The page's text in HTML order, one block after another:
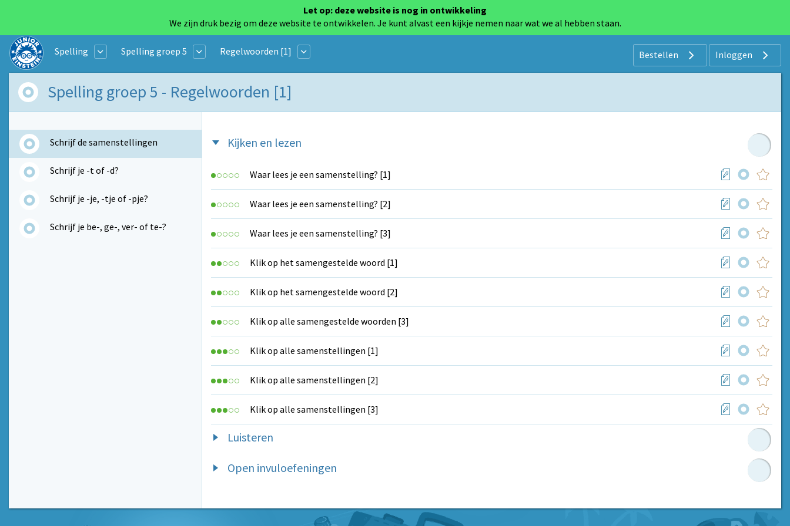
Let op: deze website is nog in ontwikkeling
We zijn druk bezig om deze website te ontwikkelen. Je kunt alvast een kijkje nemen naar wat we al hebben staan.
Spelling Spelling groep 5 Regelwoorden [1] Bestellen Inloggen
Spelling groep 5 - Regelwoorden [1]
Schrijf de samenstellingen
Schrijf je -t of -d?
Schrijf je -je, -tje of -pje?
Schrijf je be-, ge-, ver- of te-?
Kijken en lezen
Waar lees je een samenstelling? [1]
Waar lees je een samenstelling? [2]
Waar lees je een samenstelling? [3]
Klik op het samengestelde woord [1]
Klik op het samengestelde woord [2]
Klik op alle samengestelde woorden [3]
Klik op alle samenstellingen [1]
Klik op alle samenstellingen [2]
Klik op alle samenstellingen [3]
Luisteren
Open invuloefeningen